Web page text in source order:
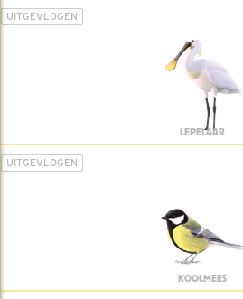
UITGEVLOGEN
LEPELAAR
UITGEVLOGEN
KOOLMEES